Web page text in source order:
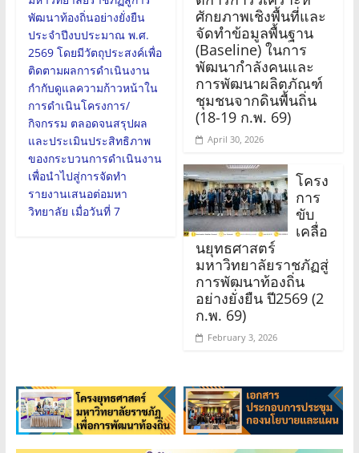
พัฒนาท้องถิ่นอย่างยั่งยืน
ประจำปีงบประมาณ พ.ศ.
2569 โดยมีวัตถุประสงค์เพื่อ
ติดตามผลการดำเนินงาน
กำกับดูแลความก้าวหน้าใน
การดำเนินโครงการ/
กิจกรรม ตลอดจนสรุปผล
และประเมินประสิทธิภาพ
ของกระบวนการดำเนินงาน
เพื่อนำไปสู่การจัดทำ
รายงานเสนอต่อมหา
วิทยาลัย เมื่อวันที่ 7
ศักยภาพเชิงพื้นที่และ
จัดทำข้อมูลพื้นฐาน
(Baseline) ในการ
พัฒนากำลังคนและ
การพัฒนาผลิตภัณฑ์
ชุมชนจากดินพื้นถิ่น
(18-19 ก.พ. 69)
April 30, 2026
โครง
การ
ขับ
เคลื่อ
นยุทธศาสตร์
มหาวิทยาลัยราชภัฏสู่
การพัฒนาท้องถิ่น
อย่างยั่งยืน ปี2569 (2
ก.พ. 69)
February 3, 2026